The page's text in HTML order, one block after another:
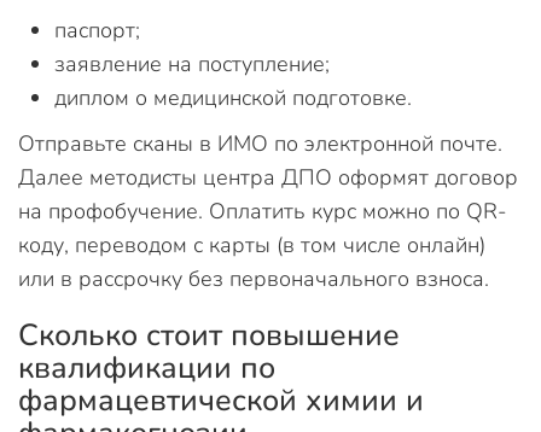
паспорт;
заявление на поступление;
диплом о медицинской подготовке.
Отправьте сканы в ИМО по электронной почте.
Далее методисты центра ДПО оформят договор
на профобучение. Оплатить курс можно по QR-
коду, переводом с карты (в том числе онлайн)
или в рассрочку без первоначального взноса.
Сколько стоит повышение
квалификации по
фармацевтической химии и